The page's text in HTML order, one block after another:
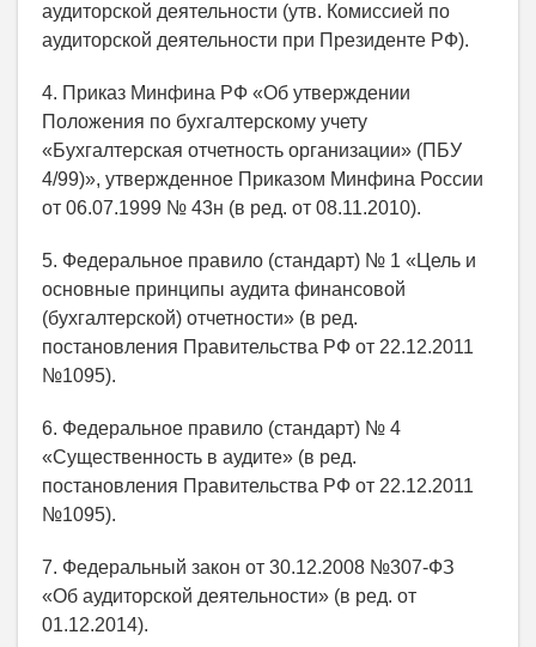
аудиторской деятельности (утв. Комиссией по
аудиторской деятельности при Президенте РФ).
4. Приказ Минфина РФ «Об утверждении
Положения по бухгалтерскому учету
«Бухгалтерская отчетность организации» (ПБУ
4/99)», утвержденное Приказом Минфина России
от 06.07.1999 № 43н (в ред. от 08.11.2010).
5. Федеральное правило (стандарт) № 1 «Цель и
основные принципы аудита финансовой
(бухгалтерской) отчетности» (в ред.
постановления Правительства РФ от 22.12.2011
№1095).
6. Федеральное правило (стандарт) № 4
«Существенность в аудите» (в ред.
постановления Правительства РФ от 22.12.2011
№1095).
7. Федеральный закон от 30.12.2008 №307-ФЗ
«Об аудиторской деятельности» (в ред. от
01.12.2014).